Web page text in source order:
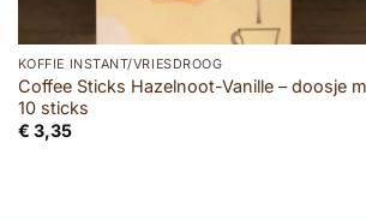
KOFFIE INSTANT/VRIESDROOG
Coffee Sticks Hazelnoot-Vanille – doosje
10 sticks
€ 3,35